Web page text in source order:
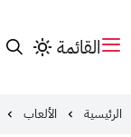
القائمة
الرئيسية الألعاب